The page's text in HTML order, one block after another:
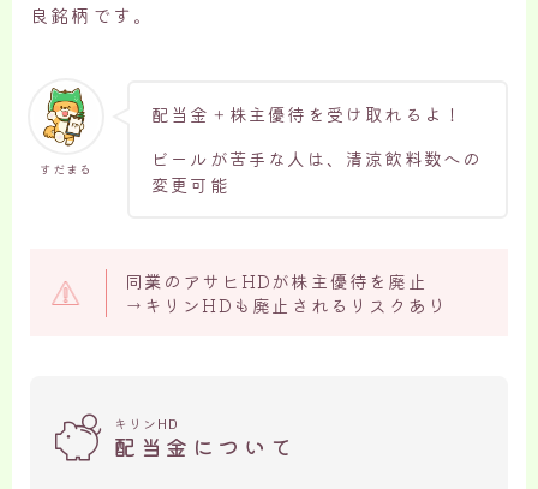
良銘柄です。
すだまる
配当金＋株主優待を受け取れるよ！
ビールが苦手な人は、清涼飲料数への
変更可能
同業のアサヒHDが株主優待を廃止
→キリンHDも廃止されるリスクあり
キリンHD
配当金について